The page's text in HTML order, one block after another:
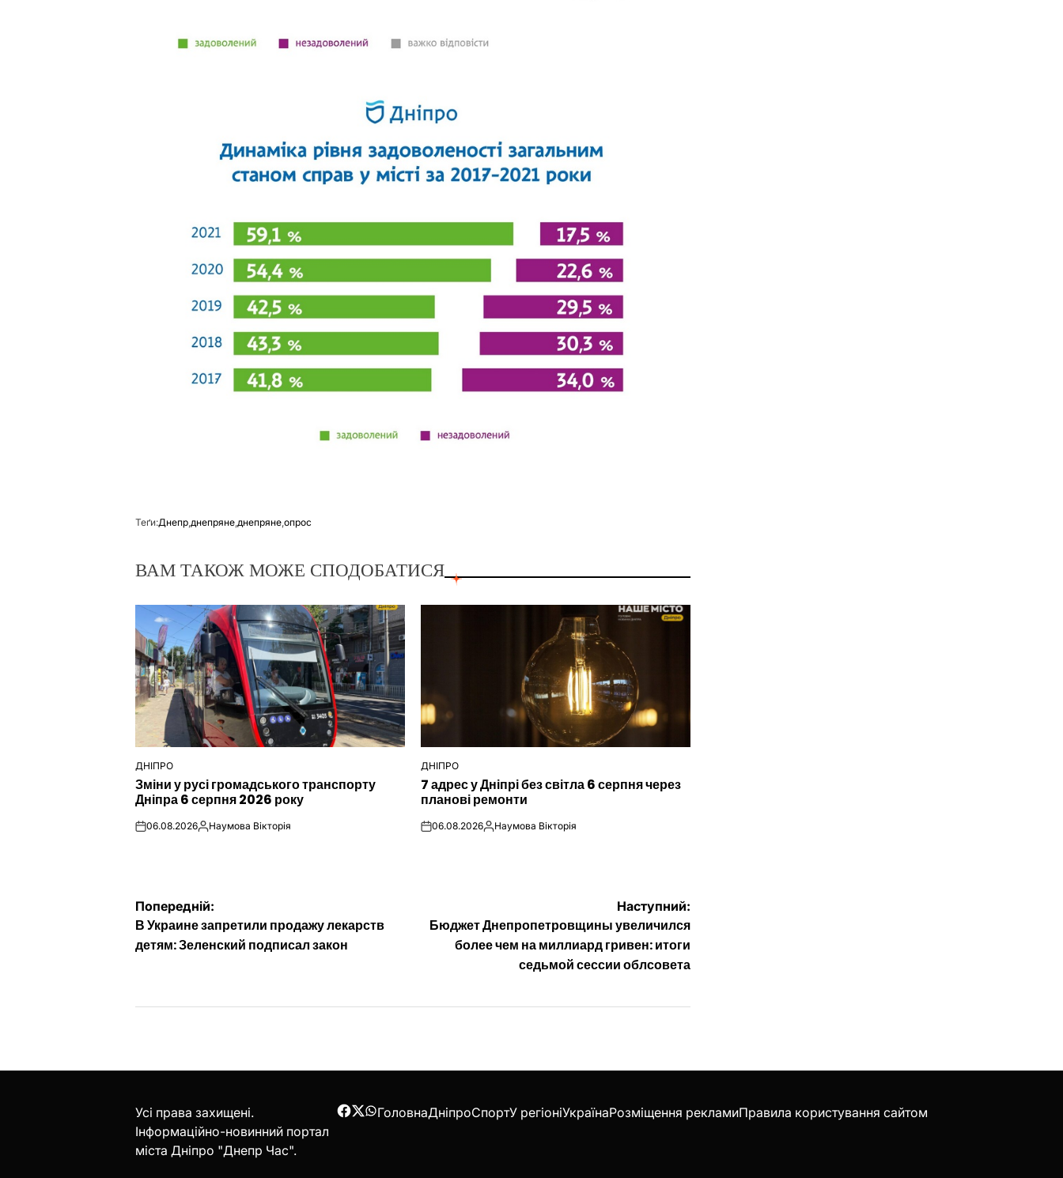
Теґи:Днепр днепряне днепряне ,опрос
ВАМ ТАКОЖ МОЖЕ СПОДОБАТИСЯ
ОПУБЛІКУВАТИ
У
ДНІПРО
Зміни у русі громадського транспорту
Дніпра 6 серпня 2026 року
on06.08.2026Опубліковано
Наумова Вікторія
ОПУБЛІКУВАТИ
У
ДНІПРО
7 адрес у Дніпрі без світла 6 серпня через
планові ремонти
on06.08.2026Опубліковано
Наумова Вікторія
Навігація
записів
Попередній:
В Украине запретили продажу лекарств
детям: Зеленский подписал закон
Наступний:
Бюджет Днепропетровщины увеличился
более чем на миллиард гривен: итоги
седьмой сессии облсовета
Усі права захищені.
Інформаційно-новинний портал
міста Дніпро "Днепр Час".
Facebook
Twitter
WhatsApp
ГоловнаДніпроСпортУ регіоніУкраїнаРозміщення рекламиПравила користування сайтом